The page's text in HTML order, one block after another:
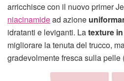
arricchisce con il nuovo primer
niacinamidead azione
idratanti e leviganti. Latexture
migliorare la tenuta del trucco,
gradevolmente fresca sulla pelle